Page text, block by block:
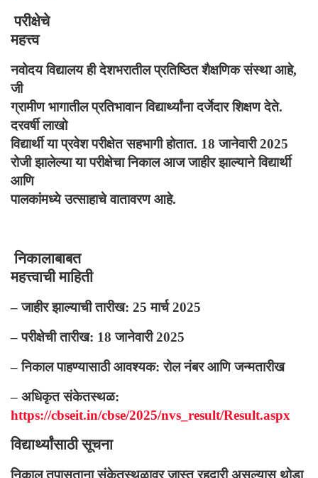
परीक्षेचे
महत्त्व
नवोदय विद्यालय ही देशभरातील प्रतिष्ठित शैक्षणिक संस्था आहे,
जी
ग्रामीण भागातील प्रतिभावान विद्यार्थ्यांना दर्जेदार शिक्षण देते.
दरवर्षी लाखो
विद्यार्थी या प्रवेश परीक्षेत सहभागी होतात. 18 जानेवारी2025
रोजी झालेल्या या परीक्षेचा निकाल आज जाहीर झाल्याने विद्यार्थी
आणि
पालकांमध्ये उत्साहाचे वातावरण आहे.
निकालाबाबत
महत्त्वाची माहिती
–जाहीर झाल्याची तारीख: 25 मार्च2025
–परीक्षेची तारीख: 18 जानेवारी2025
–निकाल पाहण्यासाठी आवश्यक: रोल नंबर आणि जन्मतारीख
– अधिकृत संकेतस्थळ:
https://cbseit.in/cbse/2025/nvs_result/Result.aspx
विद्यार्थ्यांसाठी सूचना
निकाल तपासताना संकेतस्थळावर जास्त रहदारी असल्यास थोडा